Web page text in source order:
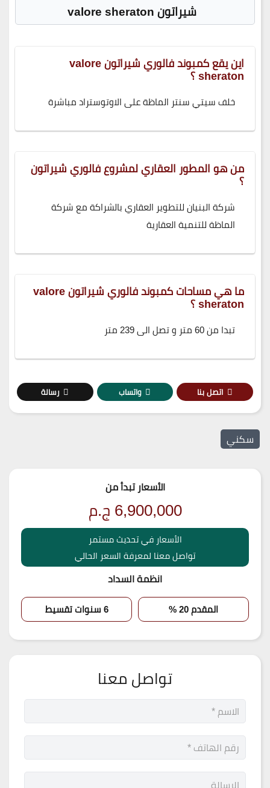
شيراتون valore sheraton
اين يقع كمبوند فالوري شيراتون valore
sheraton ؟
خلف سيتي سنتر الماظة على الاوتوستراد مباشرة
من هو المطور العقاري لمشروع فالوري شيراتون
؟
شركة البنيان للتطوير العقاري بالشراكة مع شركة
الماظة للتنمية العقارية
ما هي مساحات كمبوند فالوري شيراتون valore
sheraton ؟
تبدا من 60 متر و تصل الى 239 متر
اتصل بنا واتساب رسالة
سكني
الأسعار تبدأ من
6,900,000ج.م
الأسعار في تحديث مستمر
تواصل معنا لمعرفة السعر الحالي
انظمة السداد
المقدم 20 % 6 سنوات تقسيط
تواصل معنا